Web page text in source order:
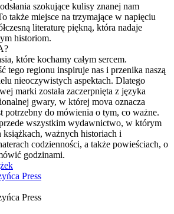
szokujące kulisy znanej nam
także miejsce na trzymające w napięciu
literaturę piękną, która nadaje
historiom.
które kochamy całym sercem.
tego regionu inspiruje nas i przenika naszą
nieoczywistych aspektach. Dlatego
marki została zaczerpnięta z języka
gwary, w której mova oznacza
potrzebny do mówienia o tym, co ważne.
wszystkim wydawnictwo, w którym
ważnych historiach i
codzienności, a także powieściach, o
godzinami.